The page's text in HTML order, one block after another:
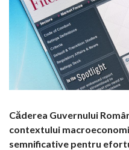
Căderea Guvernului
contextului
semnificative pentru